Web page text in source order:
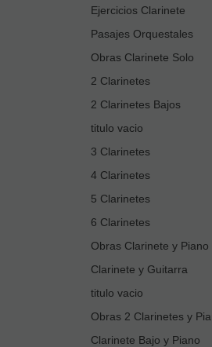
Ejercicios Clarinete
Pasajes Orquestales
Obras Clarinete Solo
2 Clarinetes
2 Clarinetes Bajos
titulo vacio
3 Clarinetes
4 Clarinetes
5 Clarinetes
6 Clarinetes
Obras Clarinete y Piano
Clarinete y Guitarra
titulo vacio
Obras 2 Clarinetes y
Clarinete Bajo y Piano